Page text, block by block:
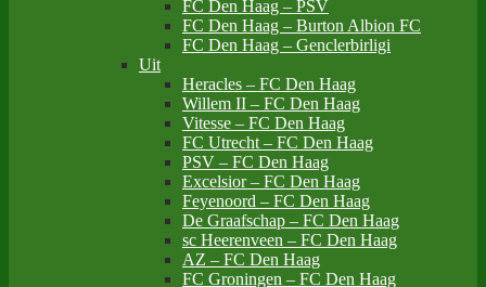
FC Den Haag – PSV
FC Den Haag – Burton Albion FC
FC Den Haag – Genclerbirligi
Uit
Heracles – FC Den Haag
Willem II – FC Den Haag
Vitesse – FC Den Haag
FC Utrecht – FC Den Haag
PSV – FC Den Haag
Excelsior – FC Den Haag
Feyenoord – FC Den Haag
De Graafschap – FC Den Haag
sc Heerenveen – FC Den Haag
AZ – FC Den Haag
FC Groningen – FC Den Haag